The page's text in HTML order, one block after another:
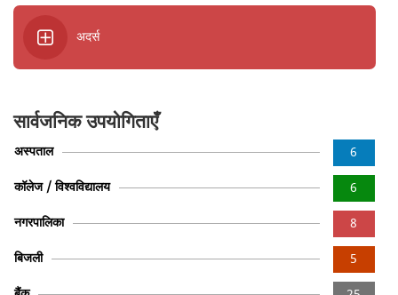
अदर्स
सार्वजनिक उपयोगिताएँ
6
अस्पताल
6
कॉलेज / विश्वविद्यालय
8
नगरपालिका
5
बिजली